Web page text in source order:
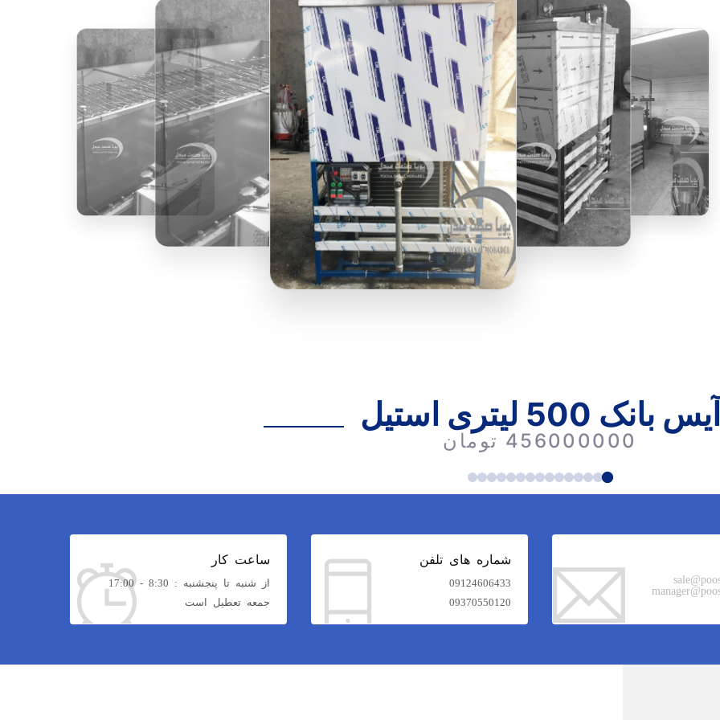
آیس بانک 500 لیتری استیل
456000000 تومان
شماره های تلفن
09124606433
09370550120
ساعت کار
از شنبه تا پنجشنبه : 8:30 - 17:00
جمعه تعطیل است